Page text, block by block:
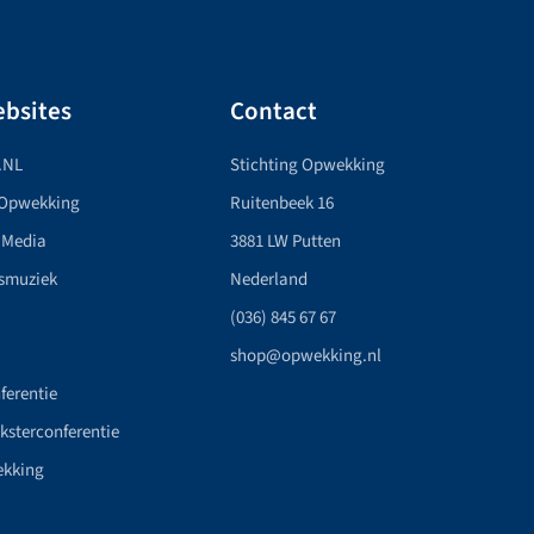
Contact
Stichting Opwekking
Ruitenbeek 16
3881 LW Putten
Nederland
(036) 845 67 67
shop@opwekking.nl